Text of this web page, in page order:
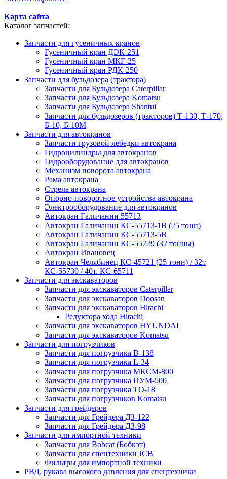
Карта сайта
Каталог запчастей:
Запчасти для гусеничных кранов
Гусеничный кран ДЭК-251
Гусеничный кран МКГ-25
Гусеничный кран РДК-250
Запчасти для бульдозера (трактора)
Запчасти для Бульдозера Caterpillar
Запчасти для Бульдозера Komatsu
Запчасти для Бульдозера Shantui
Запчасти для бульдозеров (тракторов) Т-130, Т-170,
Б-10, Б-10М
Запчасти для автокранов
Запчасти грузовой лебедки автокрана
Гидроцилиндры для автокранов
Гидрооборудование для автокранов
Механизм поворота автокрана
Рама автокрана
Стрела автокрана
Опорно-поворотное устройства автокрана
Электрооборудование для автокранов
Автокран Галичанин 55713
Автокран Галичанин КС-55713-1В (25 тонн)
Автокран Галичанин КС-55713-5В
Автокран Галичанин КС-55729 (32 тонны)
Автокран Ивановец
Автокран Челябинец КС-45721 (25 тонн) / 32т
КС-55730 / 40т. КС-65711
Запчасти для экскаваторов
Запчасти для экскаваторов Caterpillar
Запчасти для экскаваторов Doosan
Запчасти для экскаваторов Hitachi
Редуктора хода Hitachi
Запчасти для экскаваторов HYUNDAI
Запчасти для экскаваторов Komatsu
Запчасти для погрузчиков
Запчасти для погрузчика B-138
Запчасти для погрузчика L-34
Запчасти для погрузчика МКСМ-800
Запчасти для погрузчика ПУМ-500
Запчасти для погрузчика ТО-18
Запчасти для погрузчиков Komatsu
Запчасти для грейдеров
Запчасти для Грейдера ДЗ-122
Запчасти для Грейдера ДЗ-98
Запчасти для импортной техники
Запчасти для Bobcat (Бобкэт)
Запчасти для спецтехники JCB
Фильтры для импортной техники
РВД, рукава высокого давления для спецтехники